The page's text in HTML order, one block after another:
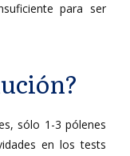
para ser
sólo 1-3 pólenes
en los tests